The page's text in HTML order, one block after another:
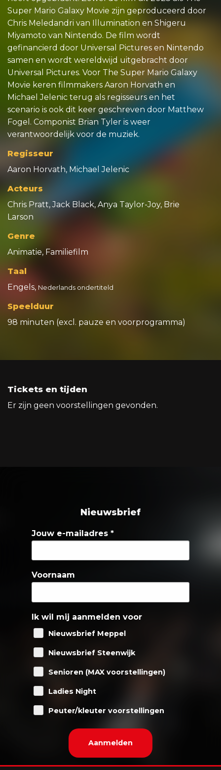
Super Mario Galaxy Movie zijn geproduceerd door
Chris Meledandri van Illumination en Shigeru
Miyamoto van Nintendo. De film wordt
gefinancierd door Universal Pictures en Nintendo
samen en wordt wereldwijd uitgebracht door
Universal Pictures. Voor The Super Mario Galaxy
Movie keren filmmakers Aaron Horvath en
Michael Jelenic terug als regisseurs en het
scenario is ook dit keer geschreven door Matthew
Fogel. Componist Brian Tyler is weer
verantwoordelijk voor de muziek.
Regisseur
Aaron Horvath, Michael Jelenic
Acteurs
Chris Pratt, Jack Black, Anya Taylor-Joy, Brie
Larson
Genre
Animatie, Familiefilm
Taal
Engels, Nederlands ondertiteld
Speelduur
98 minuten (excl. pauze en voorprogramma)
Tickets en tijden
Er zijn geen voorstellingen gevonden.
Nieuwsbrief
Jouw e-mailadres *
Voornaam
Ik wil mij aanmelden voor
Nieuwsbrief Meppel
Nieuwsbrief Steenwijk
Senioren (MAX voorstellingen)
Ladies Night
Peuter/kleuter voorstellingen